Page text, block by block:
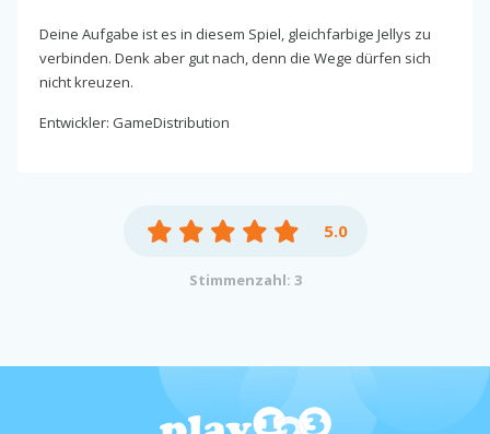
Deine Aufgabe ist es in diesem Spiel, gleichfarbige Jellys zu
verbinden. Denk aber gut nach, denn die Wege dürfen sich
nicht kreuzen.
Entwickler: GameDistribution
5.0
Stimmenzahl: 3